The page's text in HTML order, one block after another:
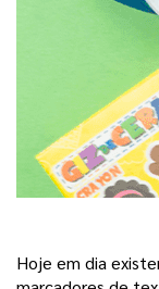
Hoje em dia